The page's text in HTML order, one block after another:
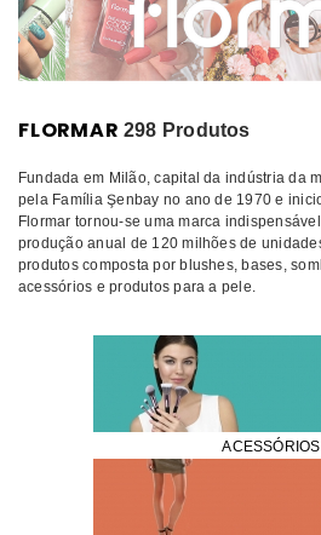
FLORMAR 298 Produtos
Fundada em Milão, capital da indústria da
pela Família Şenbay no ano de 1970 e
Flormar tornou-se uma marca
produção anual de 120 milhões de
produtos composta por blushes, bases,
acessórios e produtos para a pele.
ACESSÓRIOS